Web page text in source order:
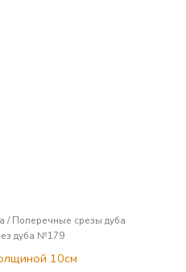
/Поперечные срезы дуба
дуба №179
10см